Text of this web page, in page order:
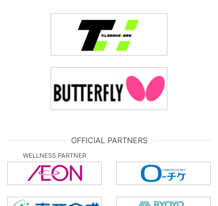
OFFICIAL PARTNERS
WELLNESS PARTNER